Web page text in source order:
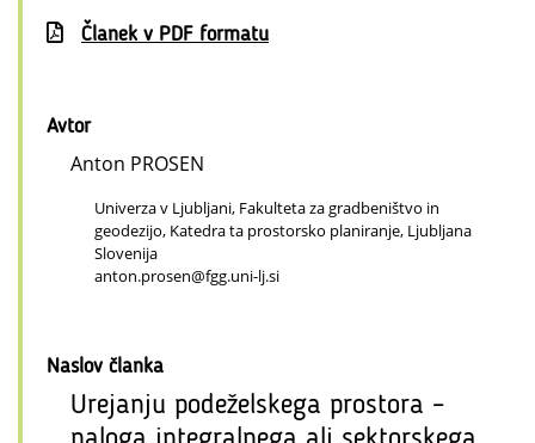
Članek v PDF formatu
Avtor
Anton PROSEN
Univerza v Ljubljani, Fakulteta za gradbeništvo in
geodezijo, Katedra ta prostorsko planiranje, Ljubljana
Slovenija
anton.prosen@fgg.uni-lj.si
Naslov članka
Urejanju podeželskega prostora –